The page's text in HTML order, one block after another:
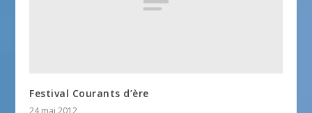
Festival Courants d’ère
24 mai 2012